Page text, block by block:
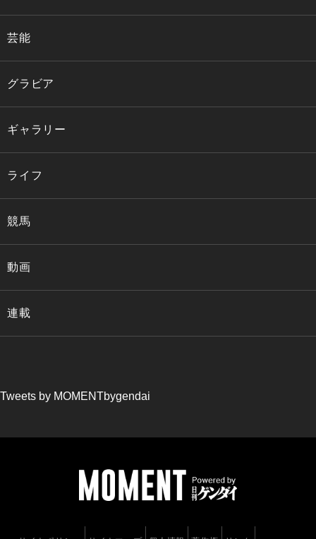
芸能
グラビア
ギャラリー
ライフ
競馬
動画
連載
Tweets by MOMENTbygendai